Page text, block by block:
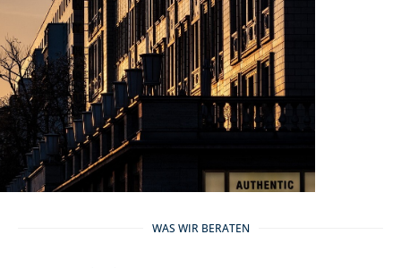
WAS WIR BERATEN